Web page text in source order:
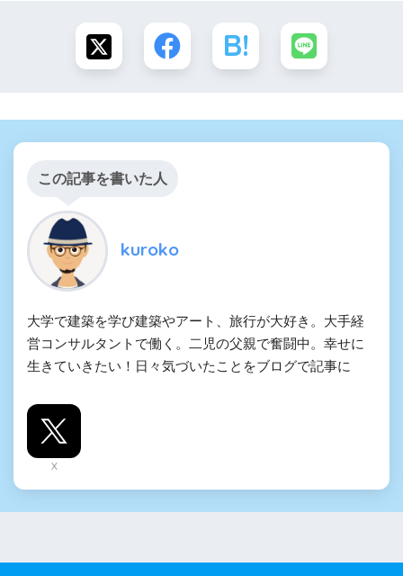
この記事を書いた人
kuroko
大学で建築を学び建築やアート、旅行が大好き。大手経
営コンサルタントで働く。二児の父親で奮闘中。幸せに
生きていきたい！日々気づいたことをブログで記事に
X